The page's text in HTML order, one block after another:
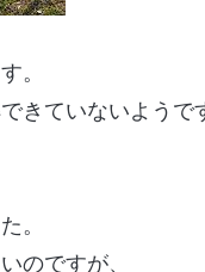
。
きていないようで
。
のですが、